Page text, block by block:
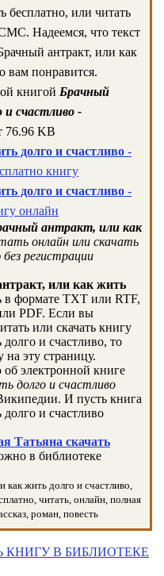
бесплатно, или читать
Надеемся, что текст
антракт, или как
вам понравится.
книгой Брачный
счастливо -
76.96 KB
долго и счастливо -
книгу
долго и счастливо -
онлайн
антракт, или как
онлайн или скачать
регистрации
или как жить
в формате TXT или RTF,
PDF. Если вы
или скачать книгу
и счастливо, то
эту страницу.
электронной книге
долго и счастливо
И пусть книга
и счастливо
Татьяна скачать
в библиотеке
как жить долго и счастливо,
читать, онлайн, полная
роман, повесть
КНИГУ В БИБЛИОТЕКЕ